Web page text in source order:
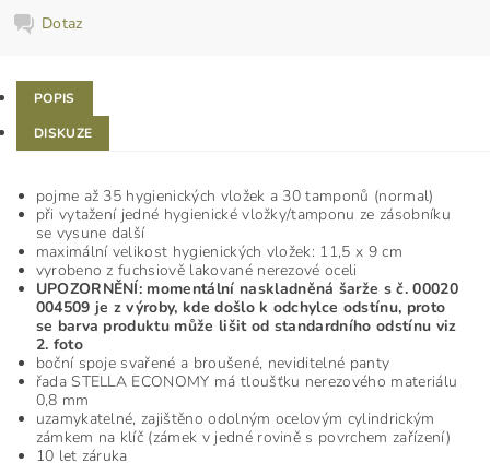
Dotaz
POPIS
DISKUZE
pojme až 35 hygienických vložek a 30 tamponů (normal)
při vytažení jedné hygienické vložky/tamponu ze zásobníku
se vysune další
maximální velikost hygienických vložek: 11,5 x 9 cm
vyrobeno z fuchsiově lakované nerezové oceli
UPOZORNĚNÍ: momentální naskladněná šarže s č. 00020
004509 je z výroby, kde došlo k odchylce odstínu, proto
se barva produktu může lišit od standardního odstínu viz
2. foto
boční spoje svařené a broušené, neviditelné panty
řada STELLA ECONOMY má tloušťku nerezového materiálu
0,8 mm
uzamykatelné, zajištěno odolným ocelovým cylindrickým
zámkem na klíč (zámek v jedné rovině s povrchem zařízení)
10 let záruka